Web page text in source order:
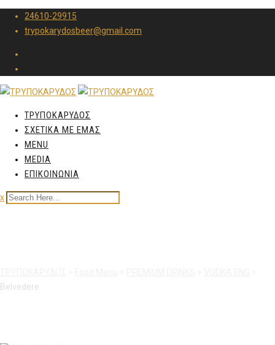
24610-29915
trypokarydosbeer@gmail.com
ΤΡΥΠΟΚΑΡΥΔΟΣ
ΣΧΕΤΙΚΑ ΜΕ ΕΜΑΣ
MENU
MEDIA
ΕΠΙΚΟΙΝΩΝΙΑ
x
Belvedere